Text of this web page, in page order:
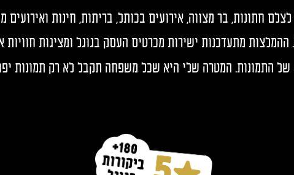
חתונות, בר מצווה, אירועים בכותל, בריתות, חינות
מתעדכנות ישירות מכרטיס העסק בגוגל ומציגות חוויות
התמונות. המטרה שלי היא שכל משפחה תקבל לא רק תמונות